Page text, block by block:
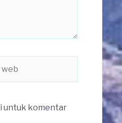
untuk komentar